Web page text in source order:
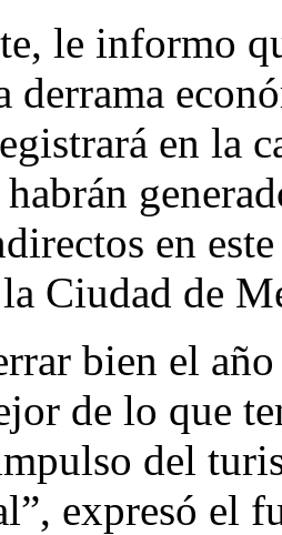
le informo
derrama
en la
habrán
en
Ciudad de
bien el
de lo que
del
expresó el